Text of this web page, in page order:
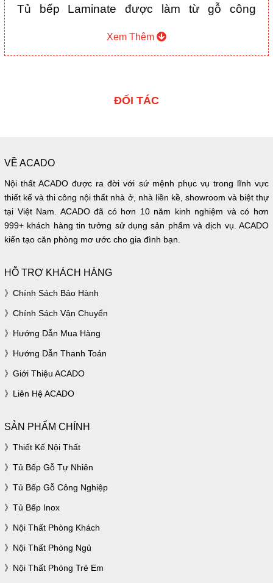
Tủ bếp Laminate được làm từ gỗ công
lên. Vậy laminate là gì và nó hơn và kém
những vật liệu bề mặt khác ở điểm nào?
nhất trong tất cả các vật liệu bề mặt của
có rất nhiều loại bề mặt và màu sắc, từ bề
mặt sần đến bóng gương, từ màu vân gỗ
cho đến đơn màu, giả nỉ, giả nhôm xước.
Riêng về màu vân gỗ (đặc phẩm nổi bật
của laminate) thì ưu điểm của nó chính là
đều nhau.
Những mẫu tủ bếp Laminate màu gỗ
Hậu tủ được làm bằng Aluminium siêu
chống nước.
Xem Thêm
ĐỐI TÁC
VỀ ACADO
Nội thất ACADO được ra đời với sứ mệnh phục vụ trong lĩnh vực
thiết kế và thi công nội thất nhà ở, nhà liền kề, showroom và biệt thự
tại Việt Nam. ACADO đã có hơn 10 năm kinh nghiệm và có hơn
999+ khách hàng tin tưởng sử dụng sản phẩm và dịch vụ. ACADO
kiến tạo căn phòng mơ ước cho gia đình bạn.
HỖ TRỢ KHÁCH HÀNG
Chính Sách Bảo Hành
Chính Sách Vận Chuyển
Hướng Dẫn Mua Hàng
Hướng Dẫn Thanh Toán
Giới Thiệu ACADO
Liên Hệ ACADO
SẢN PHẨM CHÍNH
Thiết Kế Nội Thất
Tủ Bếp Gỗ Tự Nhiên
Tủ Bếp Gỗ Công Nghiệp
Tủ Bếp Inox
Nội Thất Phòng Khách
Nội Thất Phòng Ngủ
Nội Thất Phòng Trẻ Em